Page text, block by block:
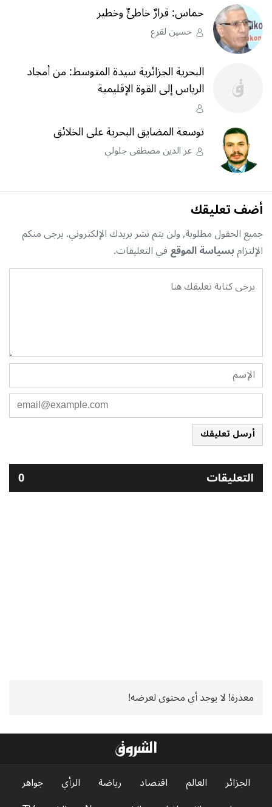
حماس: قرارٌ خاطئٌ وخطير
حسين لقرع
البحرية الجزائرية سيدة المتوسط: من أمجاد
الرياس إلى القوة الإقليمية
توسعة المضايق البحرية على الخلائق
عز الدين مصطفى جلولي
أضف تعليقك
جميع الحقول مطلوبة, ولن يتم نشر بريدك الإلكتروني. يرجى منكم
الإلتزامبسياسة الموقعفي التعليقات.
أرسل تعليقك
التعليقات 0
معذرة! لا يوجد أي محتوى لعرضه!
الجزائر العالم اقتصاد رياضة الرأي
جواهر